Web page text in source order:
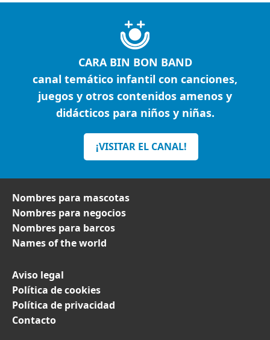
CARA BIN BON BAND
canal temático infantil con canciones,
juegos y otros contenidos amenos y
didácticos para niños y niñas.
¡VISITAR EL CANAL!
Nombres para mascotas
Nombres para negocios
Nombres para barcos
Names of the world
Aviso legal
Política de cookies
Política de privacidad
Contacto